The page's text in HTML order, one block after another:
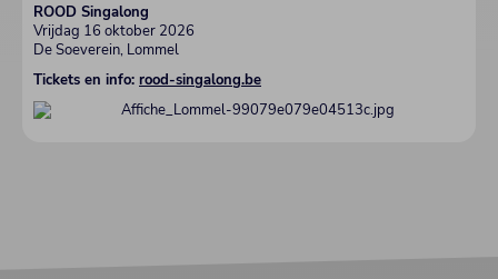
ROOD Singalong
Vrijdag 16 oktober 2026
De Soeverein, Lommel
Tickets en info: rood-singalong.be